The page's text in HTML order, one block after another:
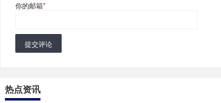
你的邮箱*
提交评论
热点资讯